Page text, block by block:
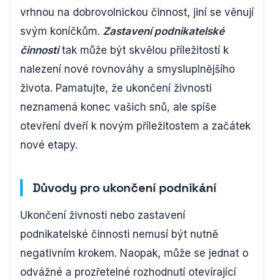
vrhnou na dobrovolnickou činnost, jiní se věnují
svým koníčkům. Zastavení podnikatelské
činnostitak může být skvělou příležitostí k
nalezení nové rovnováhy a smysluplnějšího
života. Pamatujte, že ukončení živnosti
neznamená konec vašich snů, ale spíše
otevření dveří k novým příležitostem a začátek
nové etapy.
Důvody pro ukončení podnikání
Ukončení živnosti nebo zastavení
podnikatelské činnosti nemusí být nutně
negativním krokem. Naopak, může se jednat o
odvážné a prozřetelné rozhodnutí otevírající